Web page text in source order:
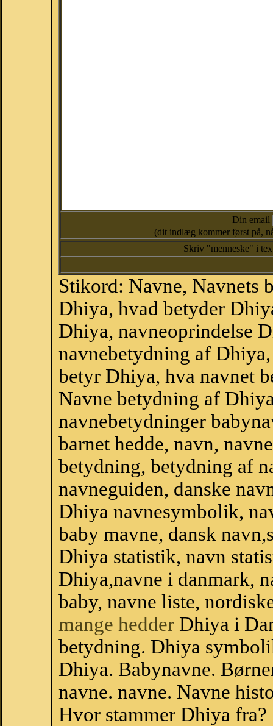
Din email
(dit indlæg kommer først på,
Skriv "menneske" i
Stikord: Navne, Navnets
Dhiya, hvad betyder
Dhiya, navneoprindelse
navnebetydning af
betyr Dhiya, hva navnet
Navne betydning af
navnebetydninger
barnet hedde, navn,
betydning, betydning af
navneguiden, danske
Dhiya navnesymbolik,
baby mavne, dansk
Dhiya statistik, navn
Dhiya,navne i danmark,
baby, navne liste,
mange hedder Dhiya i
betydning. Dhiya
Dhiya. Babynavne.
navne. navne. Navne
Hvor stammer Dhiya fra?